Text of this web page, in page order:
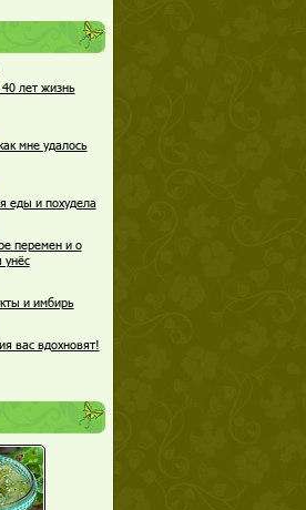
лет жизнь
мне удалось
еды и похудела
перемен и о
унёс
и имбирь
вас вдохновят!